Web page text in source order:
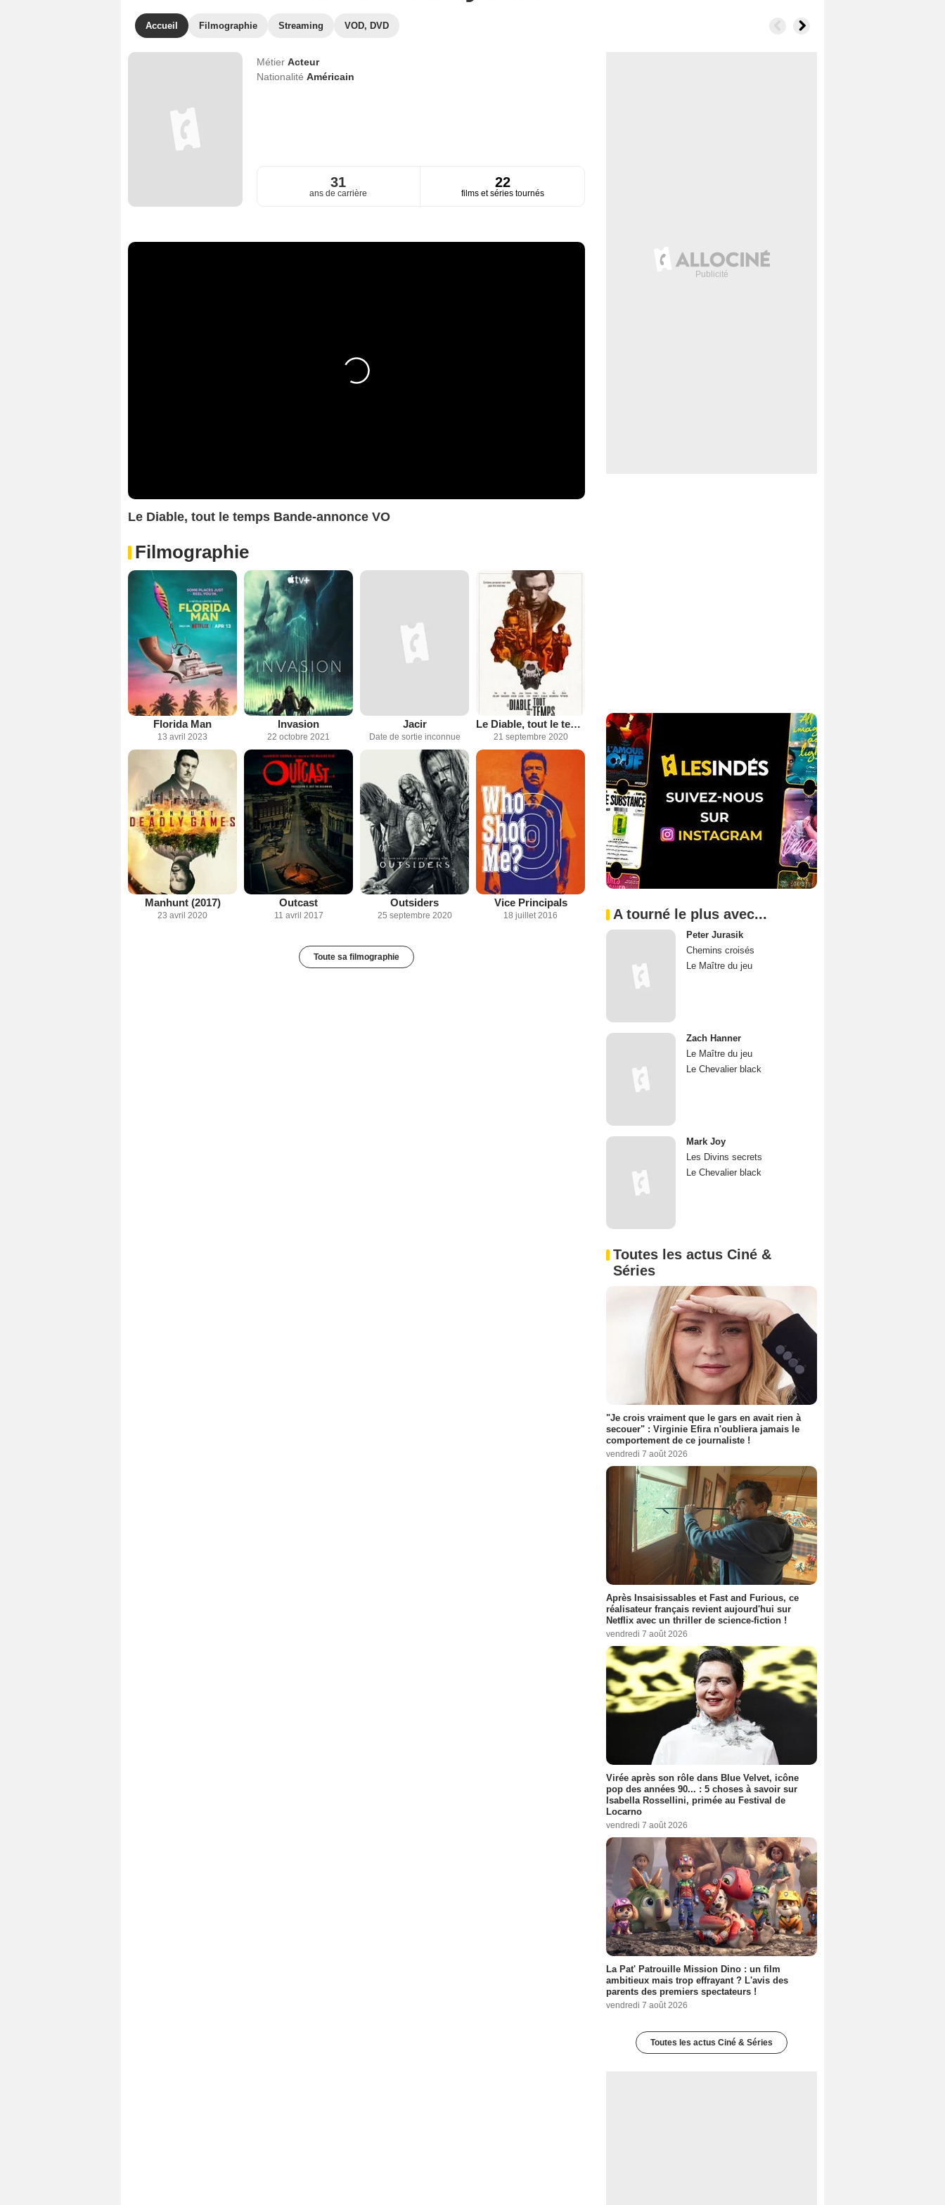
Accueil Filmographie Streaming VOD, DVD
Métier Acteur
Nationalité Américain
31
ans de carrière
22
films et séries tournés
Le Diable, tout le temps Bande-annonce VO
Filmographie
Florida Man
13 avril 2023
Invasion
22 octobre 2021
Jacir
Date de sortie inconnue
Le Diable, tout le temps
21 septembre 2020
Manhunt (2017)
23 avril 2020
Outcast
11 avril 2017
Outsiders
25 septembre 2020
Vice Principals
18 juillet 2016
Toute sa filmographie
A tourné le plus avec...
Peter Jurasik
Chemins croisés
Le Maître du jeu
Zach Hanner
Le Maître du jeu
Le Chevalier black
Mark Joy
Les Divins secrets
Le Chevalier black
Toutes les actus Ciné &
Séries
"Je crois vraiment que le gars en avait rien à
secouer" : Virginie Efira n'oubliera jamais le
comportement de ce journaliste !
vendredi 7 août 2026
Après Insaisissables et Fast and Furious, ce
réalisateur français revient aujourd'hui sur
Netflix avec un thriller de science-fiction !
vendredi 7 août 2026
Virée après son rôle dans Blue Velvet, icône
pop des années 90... : 5 choses à savoir sur
Isabella Rossellini, primée au Festival de
Locarno
vendredi 7 août 2026
La Pat' Patrouille Mission Dino : un film
ambitieux mais trop effrayant ? L'avis des
parents des premiers spectateurs !
vendredi 7 août 2026
Toutes les actus Ciné & Séries